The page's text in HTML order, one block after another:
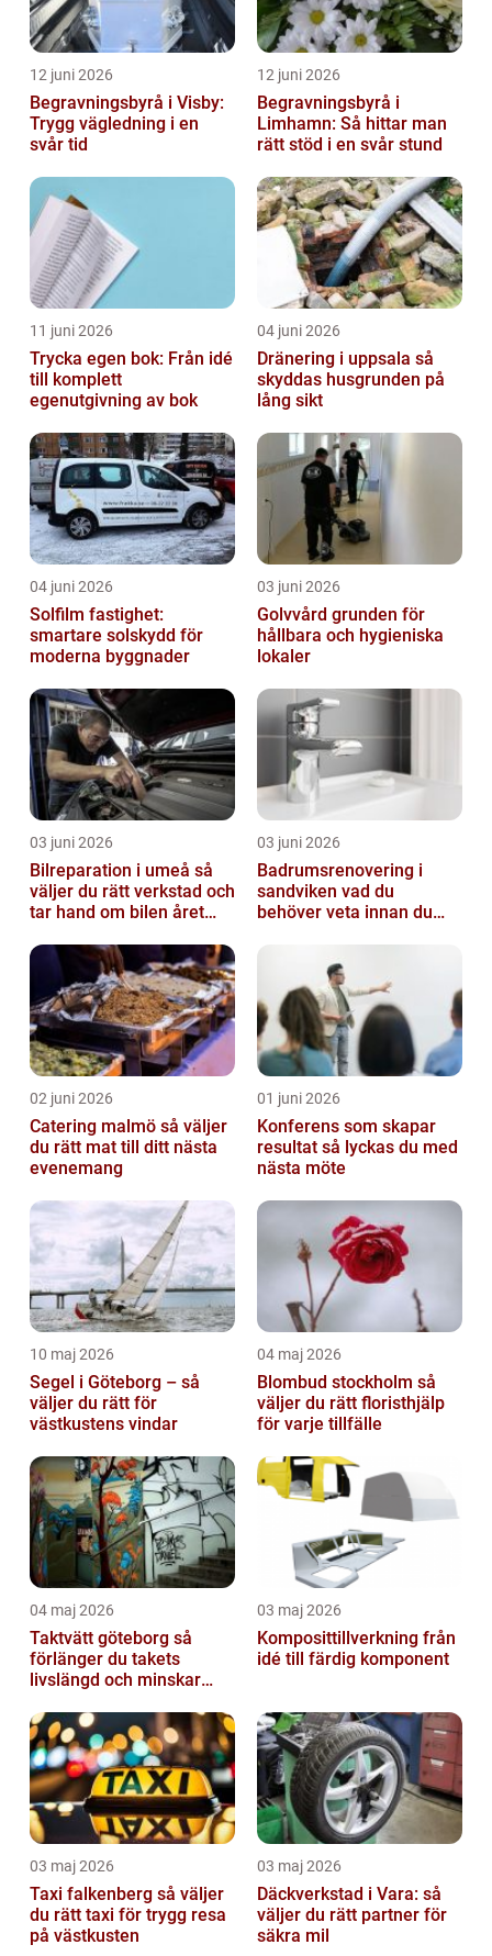
12 juni 2026
Begravningsbyrå i Visby:
Trygg vägledning i en
svår tid
12 juni 2026
Begravningsbyrå i
Limhamn: Så hittar man
rätt stöd i en svår stund
11 juni 2026
Trycka egen bok: Från idé
till komplett
egenutgivning av bok
04 juni 2026
Dränering i uppsala så
skyddas husgrunden på
lång sikt
04 juni 2026
Solfilm fastighet:
smartare solskydd för
moderna byggnader
03 juni 2026
Golvvård grunden för
hållbara och hygieniska
lokaler
03 juni 2026
Bilreparation i umeå så
väljer du rätt verkstad och
tar hand om bilen året
03 juni 2026
Badrumsrenovering i
sandviken vad du
behöver veta innan du
02 juni 2026
Catering malmö så väljer
du rätt mat till ditt nästa
evenemang
01 juni 2026
Konferens som skapar
resultat så lyckas du med
nästa möte
10 maj 2026
Segel i Göteborg – så
väljer du rätt för
västkustens vindar
04 maj 2026
Blombud stockholm så
väljer du rätt floristhjälp
för varje tillfälle
04 maj 2026
Taktvätt göteborg så
förlänger du takets
livslängd och minskar
03 maj 2026
Komposittillverkning från
idé till färdig komponent
03 maj 2026
Taxi falkenberg så väljer
du rätt taxi för trygg resa
på västkusten
03 maj 2026
Däckverkstad i Vara: så
väljer du rätt partner för
säkra mil